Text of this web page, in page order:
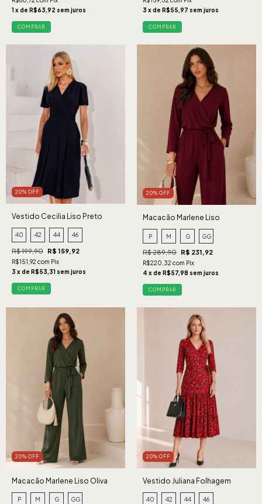
1 x de R$63,92 sem juros
COMPRAR
3 x de R$55,97 sem juros
COMPRAR
20% OFF
Vestido Cecilia Liso Preto
40 42 44 46
R$ 199,90 R$ 159,92
R$151,92 com Pix
3 x de R$53,31 sem juros
COMPRAR
20% OFF
Macacão Marlene Liso
Cabernet
P M G GG
R$ 289,90 R$ 231,92
R$220,32 com Pix
4 x de R$57,98 sem juros
COMPRAR
20% OFF
Macacão Marlene Liso Oliva
P M G GG
20% OFF
Vestido Juliana Folhagem
Vermelho
40 42 44 46